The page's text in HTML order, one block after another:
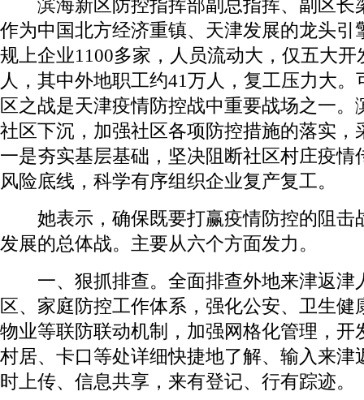
滨海新区防控指挥部副总指挥、副区长
作为中国北方经济重镇、天津发展的龙头引
规上企业1100多家，人员流动大，仅五大开
人，其中外地职工约41万人，复工压力大
区之战是天津疫情防控战中重要战场之一。
社区下沉，加强社区各项防控措施的落实，
一是夯实基层基础，坚决阻断社区村庄疫情
风险底线，科学有序组织企业复产复工。
她表示，确保既要打赢疫情防控的阻击
发展的总体战。主要从六个方面发力。
一、狠抓排查。全面排查外地来津返津
区、家庭防控工作体系，强化公安、卫生健
物业等联防联动机制，加强网格化管理，开
村居、卡口等处详细快捷地了解、输入来津
时上传、信息共享，来有登记、行有踪迹。